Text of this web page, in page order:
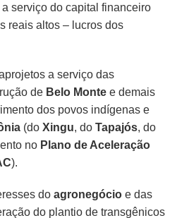
serviço do capital financeiro
reais altos – lucros dos
a serviço das
de Belo Monte e demais
dos povos indígenas e
(doXingu, doTapajós, do
no Plano de Aceleração
).
doagronegócio e das
do plantio de transgênicos